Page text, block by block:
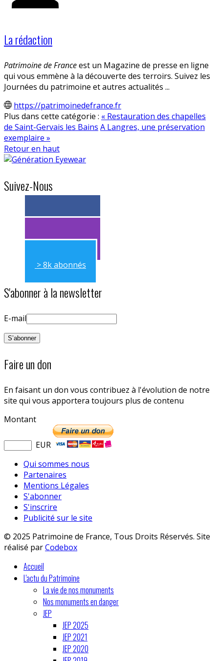
La rédaction
Patrimoine de Franceest un Magazine de presse en ligne
qui vous emmène à la découverte des terroirs. Suivez les
Journées du patrimoine et autres actualités ...
https://patrimoinedefrance.fr
Plus dans cette catégorie : « Restauration des chapelles
de Saint-Gervais les Bains A Langres, une préservation
exemplaire »
Retour en haut
Suivez-Nous
> 11k abonnés
> 11k abonnés
> 8k abonnés
S'abonner à la newsletter
E-mail
Faire un don
En faisant un don vous contribuez à l'évolution de notre
site qui vous apportera toujours plus de contenu
Montant
EUR
Qui sommes nous
Partenaires
Mentions Légales
S'abonner
S'inscrire
Publicité sur le site
© 2025 Patrimoine de France, Tous Droits Réservés. Site
réalisé parCodebox
Accueil
L'actu du Patrimoine
La vie de nos monuments
Nos monuments en danger
JEP
JEP 2025
JEP 2021
JEP 2020